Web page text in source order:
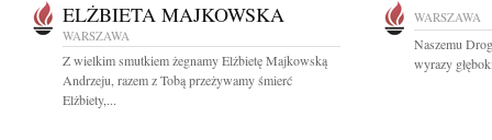
ELŻBIETA MAJKOWSKA
WARSZAWA
Z wielkim smutkiem żegnamy Elżbietę Majkowską
Andrzeju, razem z Tobą przeżywamy śmierć
Elżbiety,...
WARSZAWA
Naszemu
wyrazy